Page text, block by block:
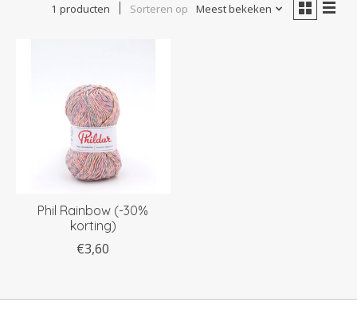
1 producten Sorteren op Meest bekeken
Phil Rainbow (-30%
korting)
€3,60